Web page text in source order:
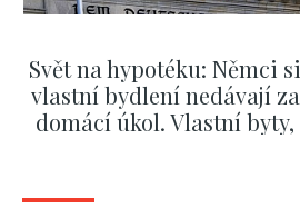
Svět na hypotéku: Němci si
vlastní bydlení nedávají za
domácí úkol. Vlastní byty,